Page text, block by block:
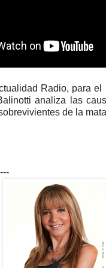
Radio, para
analiza las
de la